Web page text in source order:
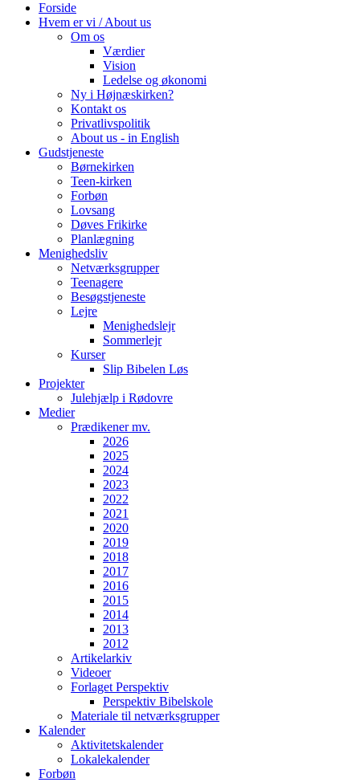
Forside
Hvem er vi / About us
Om os
Værdier
Vision
Ledelse og økonomi
Ny i Højnæskirken?
Kontakt os
Privatlivspolitik
About us - in English
Gudstjeneste
Børnekirken
Teen-kirken
Forbøn
Lovsang
Døves Frikirke
Planlægning
Menighedsliv
Netværksgrupper
Teenagere
Besøgstjeneste
Lejre
Menighedslejr
Sommerlejr
Kurser
Slip Bibelen Løs
Projekter
Julehjælp i Rødovre
Medier
Prædikener mv.
2026
2025
2024
2023
2022
2021
2020
2019
2018
2017
2016
2015
2014
2013
2012
Artikelarkiv
Videoer
Forlaget Perspektiv
Perspektiv Bibelskole
Materiale til netværksgrupper
Kalender
Aktivitetskalender
Lokalekalender
Forbøn